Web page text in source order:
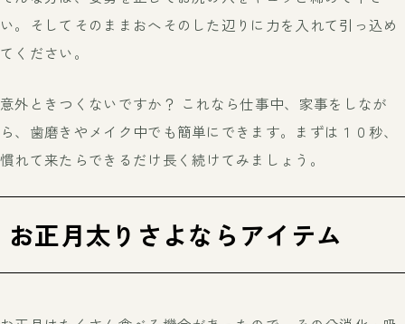
い。そしてそのままおへそのした辺りに力を入れて引っ込め
てください。
意外ときつくないですか？ これなら仕事中、家事をしなが
ら、歯磨きやメイク中でも簡単にできます。まずは１０秒、
慣れて来たらできるだけ長く続けてみましょう。
お正月太りさよならアイテム